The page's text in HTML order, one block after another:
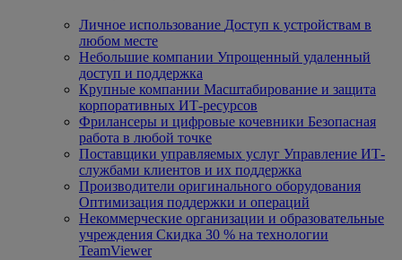
Личное использование Доступ к устройствам в
любом месте
Небольшие компании Упрощенный удаленный
доступ и поддержка
Крупные компании Масштабирование и защита
корпоративных ИТ-ресурсов
Фрилансеры и цифровые кочевники Безопасная
работа в любой точке
Поставщики управляемых услуг Управление ИТ-
службами клиентов и их поддержка
Производители оригинального оборудования
Оптимизация поддержки и операций
Некоммерческие организации и образовательные
учреждения Скидка 30 % на технологии
TeamViewer